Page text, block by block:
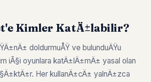
Kimler KatÄ±labilir?
doldurmuÅŸ ve bulunduÄŸu
iÃ§i oyunlara katÄ±lÄ±mÄ± yasal olan
Her kullanÄ±cÄ± yalnÄ±zca